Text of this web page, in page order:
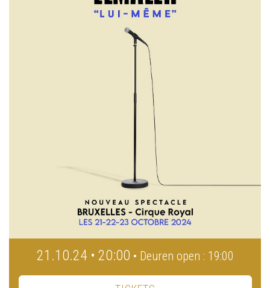
21.10.24 • 20:00 • Deuren open : 19:00